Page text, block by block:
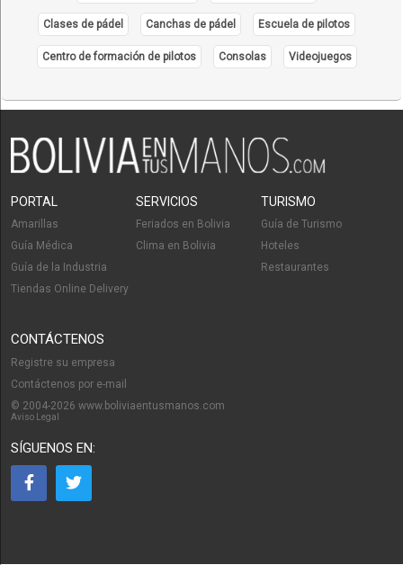
Clases de pádel Canchas de pádel Escuela de pilotos
Centro de formación de pilotos Consolas Videojuegos
PORTAL
Amarillas
Guía Médica
Guía de la Industria
Tiendas Online Delivery
SERVICIOS
Feriados en Bolivia
Clima en Bolivia
TURISMO
Guía de Turismo
Hoteles
Restaurantes
CONTÁCTENOS
Registre su empresa
Contáctenos por e-mail
© 2004-2026 www.boliviaentusmanos.com
Aviso Legal
SÍGUENOS EN: